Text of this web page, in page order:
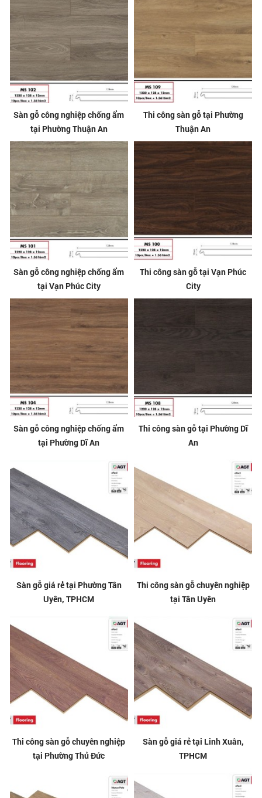
Sàn gỗ công nghiệp chống ẩm
tại Phường Thuận An
Thi công sàn gỗ tại Phường
Thuận An
Sàn gỗ công nghiệp chống ẩm
tại Vạn Phúc City
Thi công sàn gỗ tại Vạn Phúc
City
Sàn gỗ công nghiệp chống ẩm
tại Phường Dĩ An
Thi công sàn gỗ tại Phường Dĩ
An
Sàn gỗ giá rẻ tại Phường Tân
Uyên, TPHCM
Thi công sàn gỗ chuyên nghiệp
tại Tân Uyên
Thi công sàn gỗ chuyên nghiệp
tại Phường Thủ Đức
Sàn gỗ giá rẻ tại Linh Xuân,
TPHCM